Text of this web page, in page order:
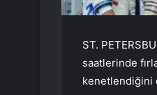
ST.
saatlerinde
kenetlendiğini